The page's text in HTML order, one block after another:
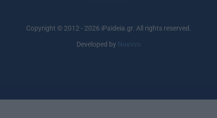
Copyright © 2012 - 2026 iPaideia.gr. All rights reserved.
Developed by